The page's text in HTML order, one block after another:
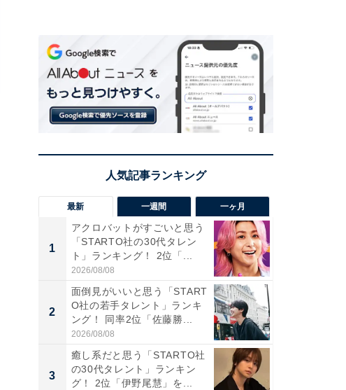
最新 一週間 一ヶ月
1
アクロバットがすごいと思う
「STARTO社の30代タレン
ト」ランキング！ 2位「...
2026/08/08
2
面倒見がいいと思う「START
O社の若手タレント」ランキ
ング！ 同率2位「佐藤勝...
2026/08/08
3
癒し系だと思う「STARTO社
の30代タレント」ランキン
グ！ 2位「伊野尾慧」を...